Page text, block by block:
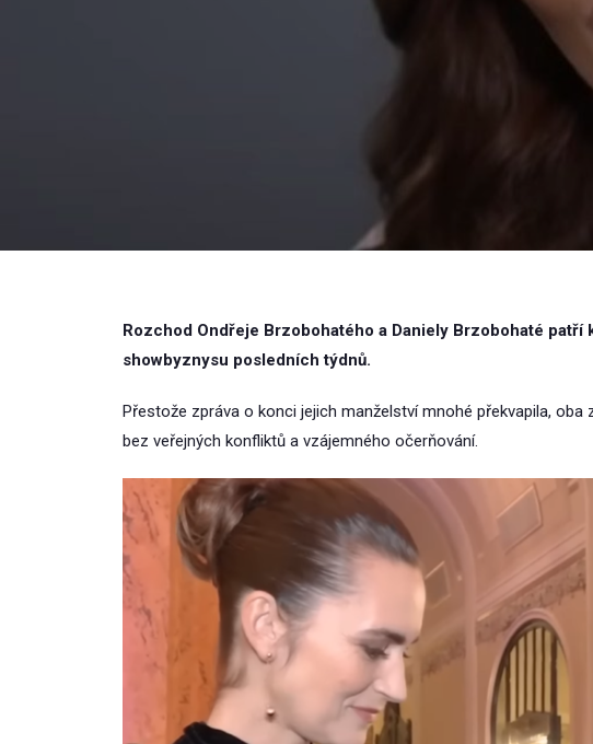
Rozchod Ondřeje Brzobohatého a Daniely Brzobohaté patří
showbyznysu posledních týdnů.
Přestože zpráva o konci jejich manželství mnohé překvapila,
bez veřejných konfliktů a vzájemného očerňování.